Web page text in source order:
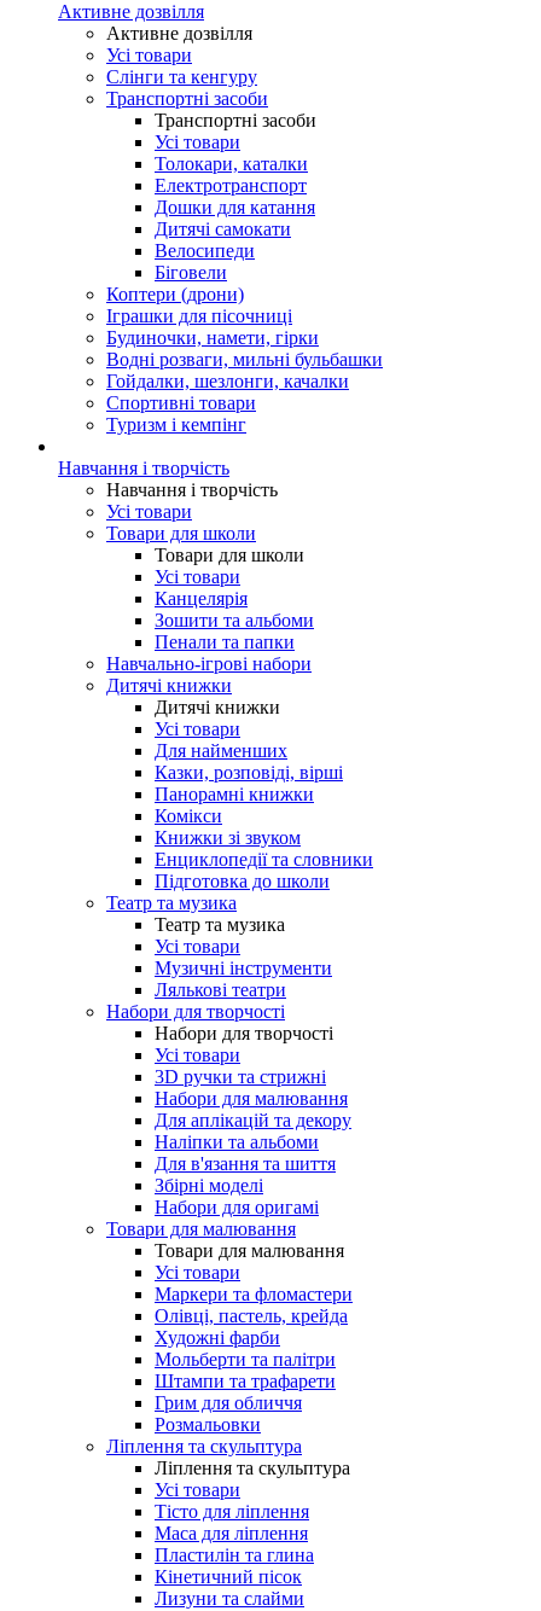
Активне дозвілля
Активне дозвілля
Усі товари
Слінги та кенгуру
Транспортні засоби
Транспортні засоби
Усі товари
Толокари, каталки
Електротранспорт
Дошки для катання
Дитячі самокати
Велосипеди
Біговели
Коптери (дрони)
Іграшки для пісочниці
Будиночки, намети, гірки
Водні розваги, мильні бульбашки
Гойдалки, шезлонги, качалки
Спортивні товари
Туризм і кемпінг
Навчання і творчість
Навчання і творчість
Усі товари
Товари для школи
Товари для школи
Усі товари
Канцелярія
Зошити та альбоми
Пенали та папки
Навчально-ігрові набори
Дитячі книжки
Дитячі книжки
Усі товари
Для найменших
Казки, розповіді, вірші
Панорамні книжки
Комікси
Книжки зі звуком
Енциклопедії та словники
Підготовка до школи
Театр та музика
Театр та музика
Усі товари
Музичні інструменти
Лялькові театри
Набори для творчості
Набори для творчості
Усі товари
3D ручки та стрижні
Набори для малювання
Для аплікацій та декору
Наліпки та альбоми
Для в'язання та шиття
Збірні моделі
Набори для оригамі
Товари для малювання
Товари для малювання
Усі товари
Маркери та фломастери
Олівці, пастель, крейда
Художні фарби
Мольберти та палітри
Штампи та трафарети
Грим для обличчя
Розмальовки
Ліплення та скульптура
Ліплення та скульптура
Усі товари
Тісто для ліплення
Маса для ліплення
Пластилін та глина
Кінетичний пісок
Лизуни та слайми